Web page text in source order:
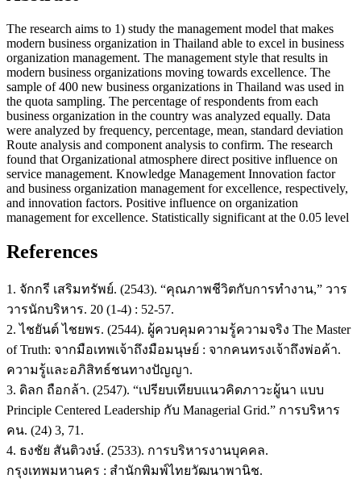
The research aims to 1) study the management model that makes
modern business organization in Thailand able to excel in business
organization management. The management style that results in
modern business organizations moving towards excellence. The
sample of 400 new business organizations in Thailand was used in
the quota sampling. The percentage of respondents from each
business organization in the country was analyzed equally. Data
were analyzed by frequency, percentage, mean, standard deviation
Route analysis and component analysis to confirm. The research
found that Organizational atmosphere direct positive influence on
service management. Knowledge Management Innovation factor
and business organization management for excellence, respectively,
and innovation factors. Positive influence on organization
management for excellence. Statistically significant at the 0.05 level
References
1. จักกรี เสริมทรัพย์. (2543). “คุณภาพชีวิตกับการทำงาน,” วาร
วารนักบริหาร. 20 (1-4) : 52-57.
2. ไชยันต์ ไชยพร. (2544). ผู้ควบคุมความรู้ความจริง The Master
of Truth: จากมือเทพเจ้าถึงมือมนุษย์ : จากคนทรงเจ้าถึงพ่อค้า.
ความรู้และอภิสิทธ์ชนทางปัญญา.
3. ดิลก ถือกล้า. (2547). “เปรียบเทียบแนวคิดภาวะผู้นา แบบ
Principle Centered Leadership กับ Managerial Grid.” การบริหาร
คน. (24) 3, 71.
4. ธงชัย สันติวงษ์. (2533). การบริหารงานบุคคล.
กรุงเทพมหานคร : สำนักพิมพ์ไทยวัฒนาพานิช.